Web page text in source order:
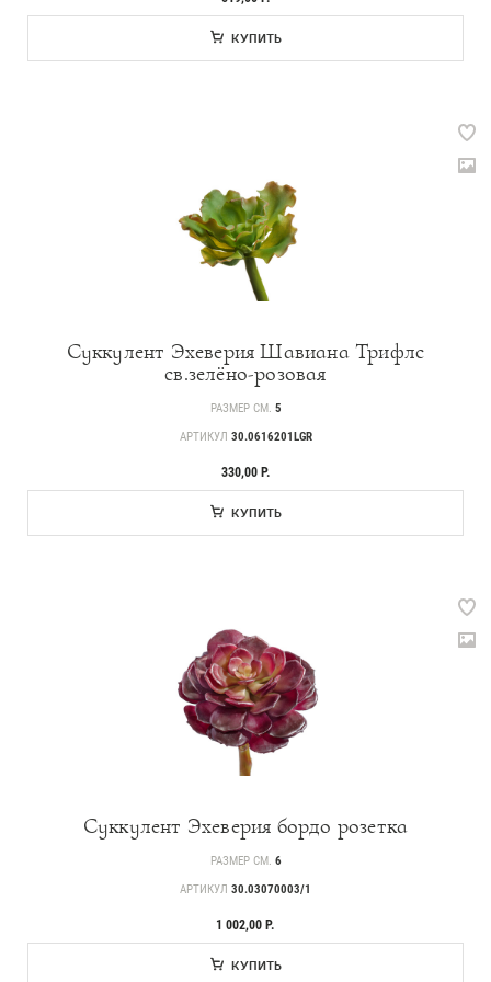
КУПИТЬ
Суккулент Эхеверия Шавиана Трифлс
св.зелёно-розовая
РАЗМЕР СМ. 5
АРТИКУЛ 30.0616201LGR
330,00 Р.
КУПИТЬ
Суккулент Эхеверия бордо розетка
РАЗМЕР СМ. 6
АРТИКУЛ 30.03070003/1
1 002,00 Р.
КУПИТЬ